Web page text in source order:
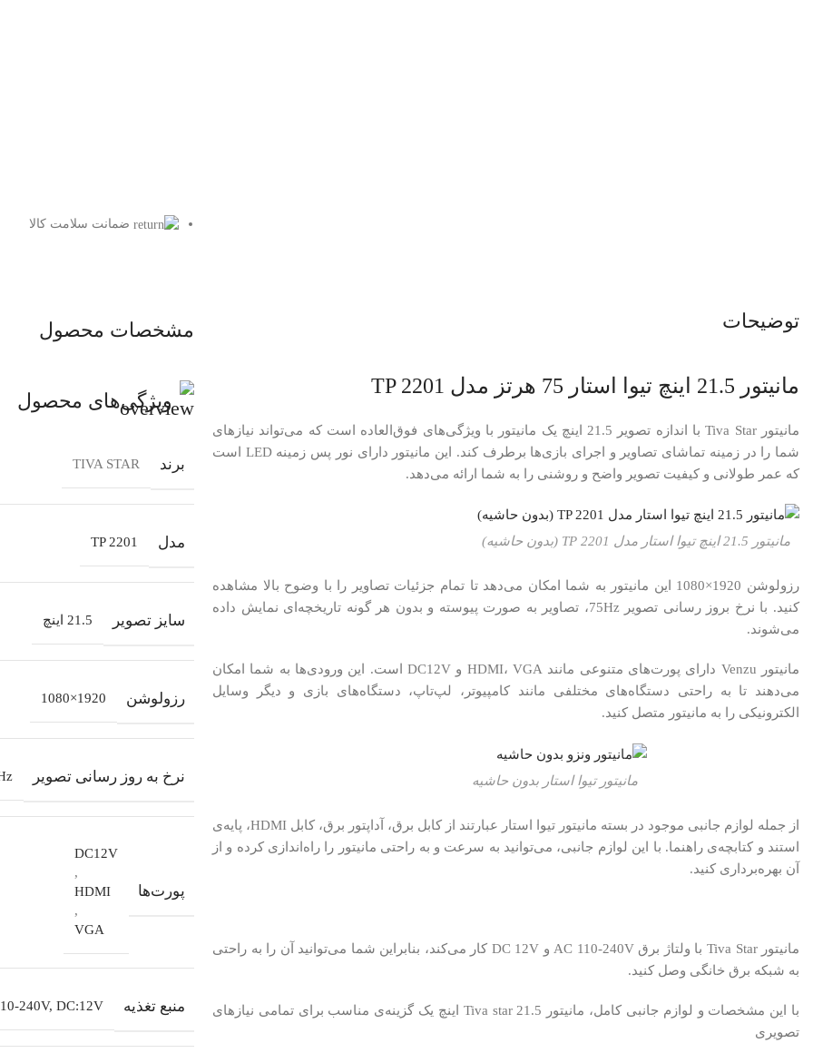
ضمانت سلامت کالا
توضیحات
مانیتور 21.5 اینچ تیوا استار 75 هرتز مدل TP 2201
مانیتور Tiva Star با اندازه تصویر 21.5 اینچ یک مانیتور با ویژگی‌های فوق‌العاده است که می‌تواند نیازهای
شما را در زمینه تماشای تصاویر و اجرای بازی‌ها برطرف کند. این مانیتور دارای نور پس زمینه LED است
که عمر طولانی و کیفیت تصویر واضح و روشنی را به شما ارائه می‌دهد.
مانیتور 21.5 اینچ تیوا استار مدل TP 2201 (بدون حاشیه)
رزولوشن 1920×1080 این مانیتور به شما امکان می‌دهد تا تمام جزئیات تصاویر را با وضوح بالا مشاهده
کنید. با نرخ بروز رسانی تصویر 75Hz، تصاویر به صورت پیوسته و بدون هر گونه تاریخچه‌ای نمایش داده
می‌شوند.
مانیتور Venzu دارای پورت‌های متنوعی مانند HDMI، VGA و DC12V است. این ورودی‌ها به شما امکان
می‌دهند تا به راحتی دستگاه‌های مختلفی مانند کامپیوتر، لپ‌تاپ، دستگاه‌های بازی و دیگر وسایل
الکترونیکی را به مانیتور متصل کنید.
مانیتور تیوا استار بدون حاشیه
از جمله لوازم جانبی موجود در بسته مانیتور تیوا استار عبارتند از کابل برق، آداپتور برق، کابل HDMI، پایه‌ی
استند و کتابچه‌ی راهنما. با این لوازم جانبی، می‌توانید به سرعت و به راحتی مانیتور را راه‌اندازی کرده و از
آن بهره‌برداری کنید.
مانیتور Tiva Star با ولتاژ برق AC 110-240V و DC 12V کار می‌کند، بنابراین شما می‌توانید آن را به راحتی
به شبکه برق خانگی وصل کنید.
با این مشخصات و لوازم جانبی کامل، مانیتور Tiva star 21.5 اینچ یک گزینه‌ی مناسب برای تمامی نیازهای
تصویری
مشخصات محصول
ویژگی‌های محصول
برند TIVA STAR
مدل TP 2201
سایز تصویر 21.5 اینچ
رزولوشن 1920×1080
نرخ به روز رسانی تصویر
پورت‌ها
DC12V
,
HDMI
,
VGA
منبع تغذیه 240V, DC:12V